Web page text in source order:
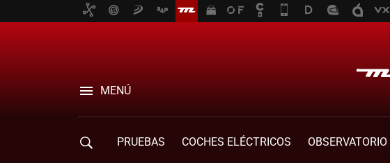
MENÚ
PRUEBAS COCHES ELÉCTRICOS OBSERVATORIO